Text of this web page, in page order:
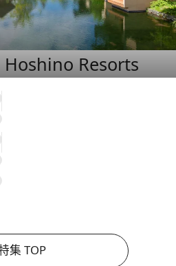
Hoshino Resorts
集 TOP